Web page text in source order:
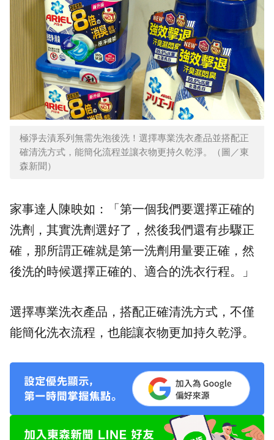
極淨去漬系列無需先泡後洗！選擇專業洗衣產品並搭配正
確清洗方式，能簡化流程並讓衣物更持久乾淨。（圖／東
森新聞）
家事達人陳映如：「第一個我們要選擇正確的
洗劑，其實洗劑選好了，然後我們還有步驟正
確，那所謂正確就是第一洗劑用量要正確，然
後洗的時候選擇正確的、適合的洗衣行程。」
選擇專業洗衣產品，搭配正確清洗方式，不僅
能簡化洗衣流程，也能讓衣物更加持久乾淨。